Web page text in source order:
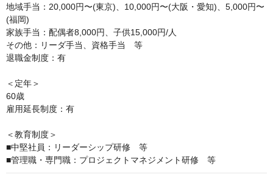
地域手当：20,000円〜(東京)、10,000円〜(大阪・愛知)、5,000円〜
(福岡)
家族手当：配偶者8,000円、子供15,000円/人
その他：リーダ手当、資格手当　等
退職金制度：有
＜定年＞
60歳
雇用延長制度：有
＜教育制度＞
■中堅社員：リーダーシップ研修　等
■管理職・専門職：プロジェクトマネジメント研修　等